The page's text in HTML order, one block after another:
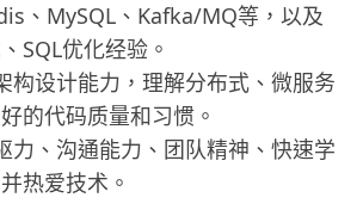
、MySQL、Kafka/MQ等，以及
SQL优化经验。
构设计能力，理解分布式、微服务
的代码质量和习惯。
力、沟通能力、团队精神、快速学
热爱技术。